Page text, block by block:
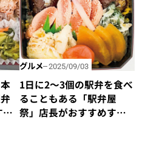
め
グルメ 2025/09/03
1日に2～3個の駅弁を食べ
ることもある「駅弁屋
祭」店長がおすすめする